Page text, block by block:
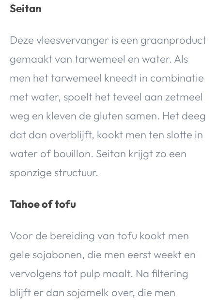
Seitan
Deze vleesvervanger is een graanproduct
gemaakt van tarwemeel en water. Als
men het tarwemeel kneedt in combinatie
met water, spoelt het teveel aan zetmeel
weg en kleven de gluten samen. Het deeg
dat dan overblijft, kookt men ten slotte in
water of bouillon. Seitan krijgt zo een
sponzige structuur.
Tahoe of tofu
Voor de bereiding van tofu kookt men
gele sojabonen, die men eerst weekt en
vervolgens tot pulp maalt. Na filtering
blijft er dan sojamelk over, die men